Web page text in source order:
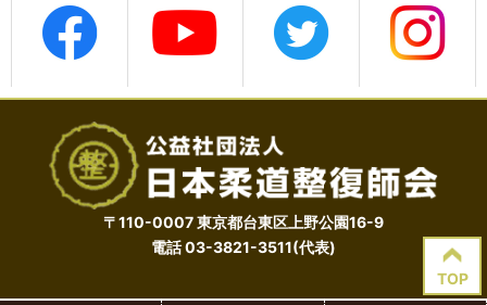
〒110-0007 東京都台東区上野公園16-9
電話03-3821-3511(代表)
TOP